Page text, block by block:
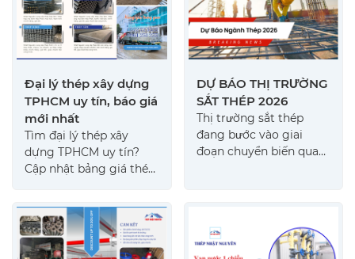
Đại lý thép xây dựng
TPHCM uy tín, báo giá
mới nhất
Tìm đại lý thép xây
dựng TPHCM uy tín?
Cập nhật bảng giá thép
hàng nhanh, giá tốt cho
công trình 0972 72 3333
DỰ BÁO THỊ TRƯỜNG
SẮT THÉP 2026
Thị trường sắt thép
đang bước vào giai
đoạn chuyển biến quan
2026 cho thấy xu hướng
phục hồi rõ rệt nhờ sự